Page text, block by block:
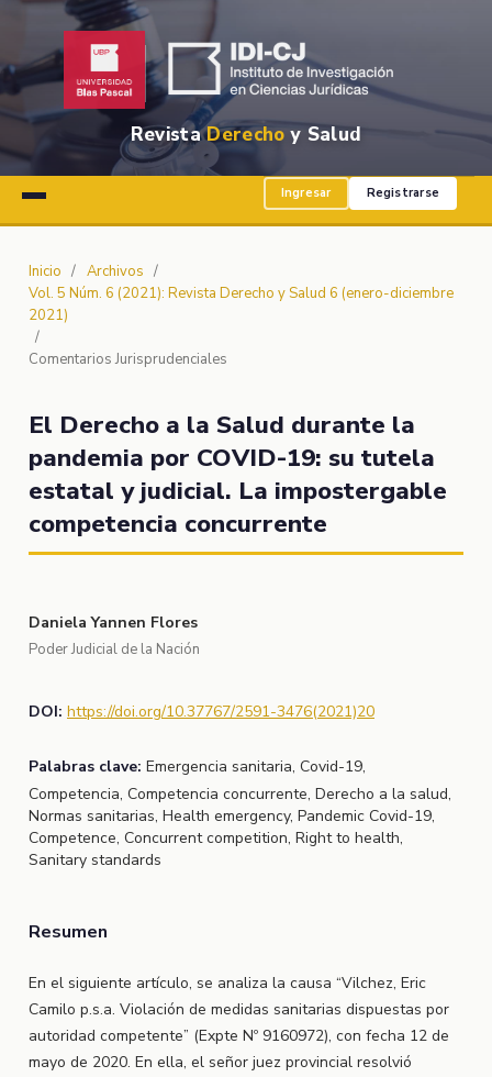
RevistaDerecho y Salud
Ingresar Registrarse
Inicio / Archivos /
Vol. 5 Núm. 6 (2021): Revista Derecho y Salud 6 (enero-diciembre
2021)
/
Comentarios Jurisprudenciales
El Derecho a la Salud durante la
pandemia por COVID-19: su tutela
estatal y judicial. La impostergable
competencia concurrente
Daniela Yannen Flores
Poder Judicial de la Nación
DOI: https://doi.org/10.37767/2591-3476(2021)20
Palabras clave: Emergencia sanitaria, Covid-19,
Competencia, Competencia concurrente, Derecho a la salud,
Normas sanitarias, Health emergency, Pandemic Covid-19,
Competence, Concurrent competition, Right to health,
Sanitary standards
Resumen
En el siguiente artículo, se analiza la causa “Vilchez, Eric
Camilo p.s.a. Violación de medidas sanitarias dispuestas por
autoridad competente” (Expte Nº 9160972), con fecha 12 de
mayo de 2020. En ella, el señor juez provincial resolvió